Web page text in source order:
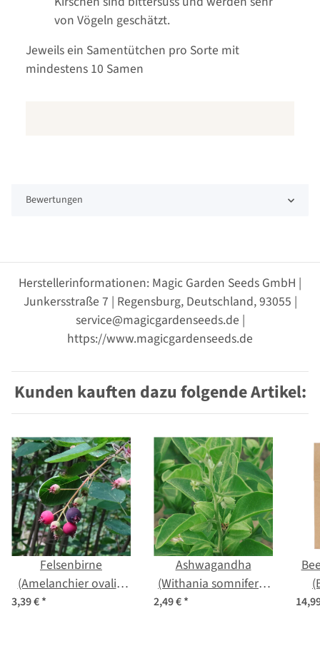
von Vögeln geschätzt.
Jeweils ein Samentütchen pro Sorte mit
mindestens 10 Samen
Bewertungen
Herstellerinformationen: Magic Garden Seeds GmbH |
Junkersstraße 7 | Regensburg, Deutschland, 93055 |
service@magicgardenseeds.de |
https://www.magicgardenseeds.de
Kunden kauften dazu folgende Artikel:
Felsenbirne
(Amelanchier ovalis)
3,39 €*
Ashwagandha
(Withania somnifera)
2,49 €*